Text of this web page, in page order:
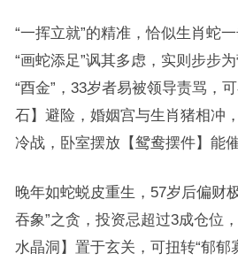
“一挥立就”的精准，恰似生肖蛇
“画蛇添足”讽其多虑，实则步步
“酉金”，33岁者易被领导责骂，
石】避险，婚姻宫与生肖猪相冲
冷战，卧室摆放【鸳鸯摆件】能
晚年如蛇蜕皮重生，57岁后偏财
吞象”之贪，投资忌超过3成仓位
水晶洞】置于玄关，可扭转“郁郁